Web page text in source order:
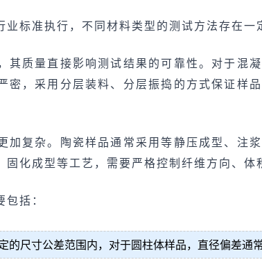
标准执行，不同材料类型的测试方法存在一
其质量直接影响测试结果的可靠性。对于混
密，采用分层装料、分层振捣的方式保证样
加复杂。陶瓷样品通常采用等静压成型、注
化成型等工艺，需要严格控制纤维方向、体
括：
尺寸公差范围内，对于圆柱体样品，直径偏差通